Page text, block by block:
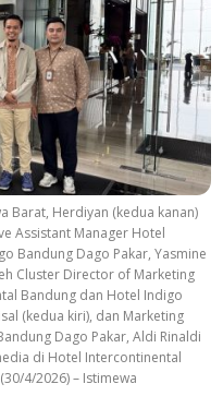
Barat, Herdiyan (kedua kanan)
Assistant Manager Hotel
Bandung Dago Pakar, Yasmine
Cluster Director of Marketing
Bandung dan Hotel Indigo
(kedua kiri), dan Marketing
Dago Pakar, Aldi Rinaldi
di Hotel Intercontinental
4/2026) – Istimewa